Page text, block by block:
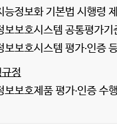
능정보화 기본법 시행령
보보호시스템 공통평가
보보호시스템 평가·인증
정
보보호제품 평가·인증 수